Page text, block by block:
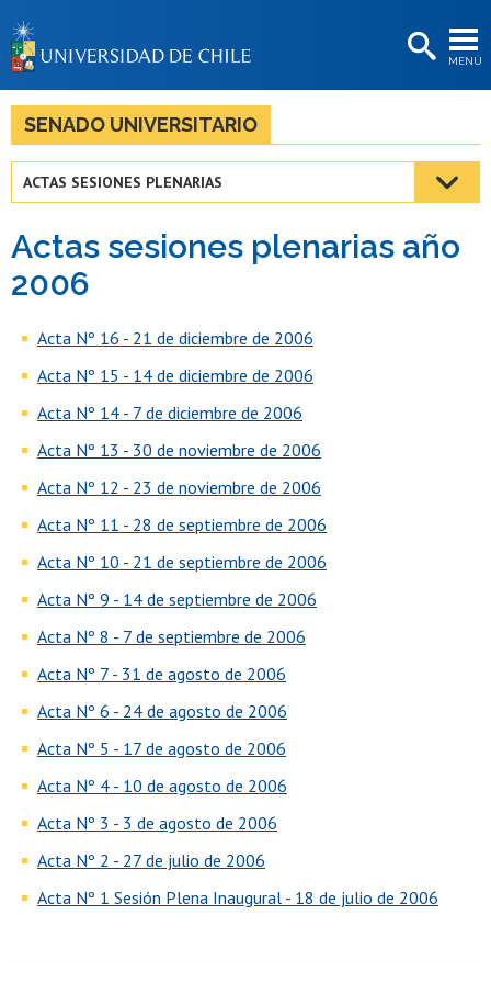
MENÚ
BIBLIOTECAS
LA UNIVERSIDAD
Estudiantes
Académicas/os
Egresadas/os
SENADO UNIVERSITARIO
ACTAS SESIONES PLENARIAS
Actas sesiones plenarias año
2006
Acta Nº 16 - 21 de diciembre de 2006
Acta Nº 15 - 14 de diciembre de 2006
Acta Nº 14 - 7 de diciembre de 2006
Acta Nº 13 - 30 de noviembre de 2006
Acta Nº 12 - 23 de noviembre de 2006
Acta Nº 11 - 28 de septiembre de 2006
Acta Nº 10 - 21 de septiembre de 2006
Acta Nº 9 - 14 de septiembre de 2006
Acta Nº 8 - 7 de septiembre de 2006
Acta Nº 7 - 31 de agosto de 2006
Acta Nº 6 - 24 de agosto de 2006
Acta Nº 5 - 17 de agosto de 2006
Acta Nº 4 - 10 de agosto de 2006
Acta Nº 3 - 3 de agosto de 2006
Acta Nº 2 - 27 de julio de 2006
Acta Nº 1 Sesión Plena Inaugural - 18 de julio de 2006